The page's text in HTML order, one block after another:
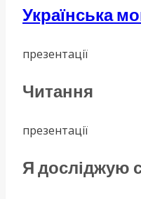
Українська
презентації
Читання
презентації
Я досліджую